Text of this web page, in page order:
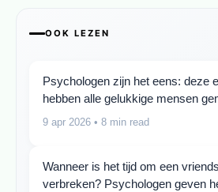
OOK LEZEN
Psychologen zijn het eens: deze
hebben alle gelukkige mensen
9 apr 2026 • 8 min read
Wanneer is het tijd om een
verbreken? Psychologen geven